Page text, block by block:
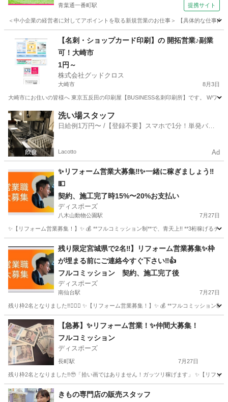
青葉通一番町駅 提携サイト
＜中小企業の経営者に対してアポイントを取る新規営業のお仕事＞ 【具体的な仕事
青葉通一番町駅 営業
【名刺・ショップカード印刷】の 開拓営業♪副業
可！大崎市
1円～
株式会社グッドクロス
大崎市 8月3日
大崎市にお住いの皆様へ 東京五反田の印刷屋【BUSINESS名刺印刷所】です。 Wワ
宮城 大崎市 営業 スタッフ
洗い場スタッフ
日給例1万円〜 /【登録不要】スマホで1分！単発バイ
Lacotto Ad
✨リフォーム営業大募集‼︎✨一緒に稼ぎましょう‼︎
💵
契約、施工完了時15%〜20%お支払い
ディスポーズ
八木山動物公園駅 7月27日
✨【リフォーム営業募集！】✨ 💰 **フルコミッション制**で、青天上!! **3桁稼げるチ
八木山動物公園駅 営業
残り限定宮城県で2名‼︎】リフォーム営業募集✨枠
が埋まる前にご連絡今すぐ下さい‼︎👍
フルコミッション 契約、施工完了後
ディスポーズ
南仙台駅 7月27日
残り枠2名となりました‼︎🙇🏻‍♂️ ✨【リフォーム営業募集！】✨ 💰 **フルコミッション
宮城 仙台市 南仙台駅 やる気
【急募】✨リフォーム営業！✨仲間大募集！
フルコミッション
ディスポーズ
長町駅 7月27日
残り枠2名となりました‼︎🥹「拾い画ではありません！ガッツリ稼げます」 ✨【リフ
宮城 仙台市 長町駅 営業 やる気
きもの専門店の販売スタッフ